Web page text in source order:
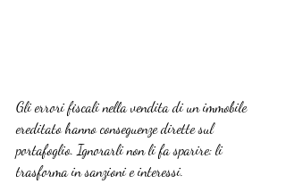
Gli errori fiscali nella vendita di un immobile
ereditato hanno conseguenze dirette sul
portafoglio. Ignorarli non li fa sparire: li
trasforma in sanzioni e interessi.